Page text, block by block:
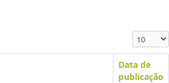
Exibir #
Data de
publicação